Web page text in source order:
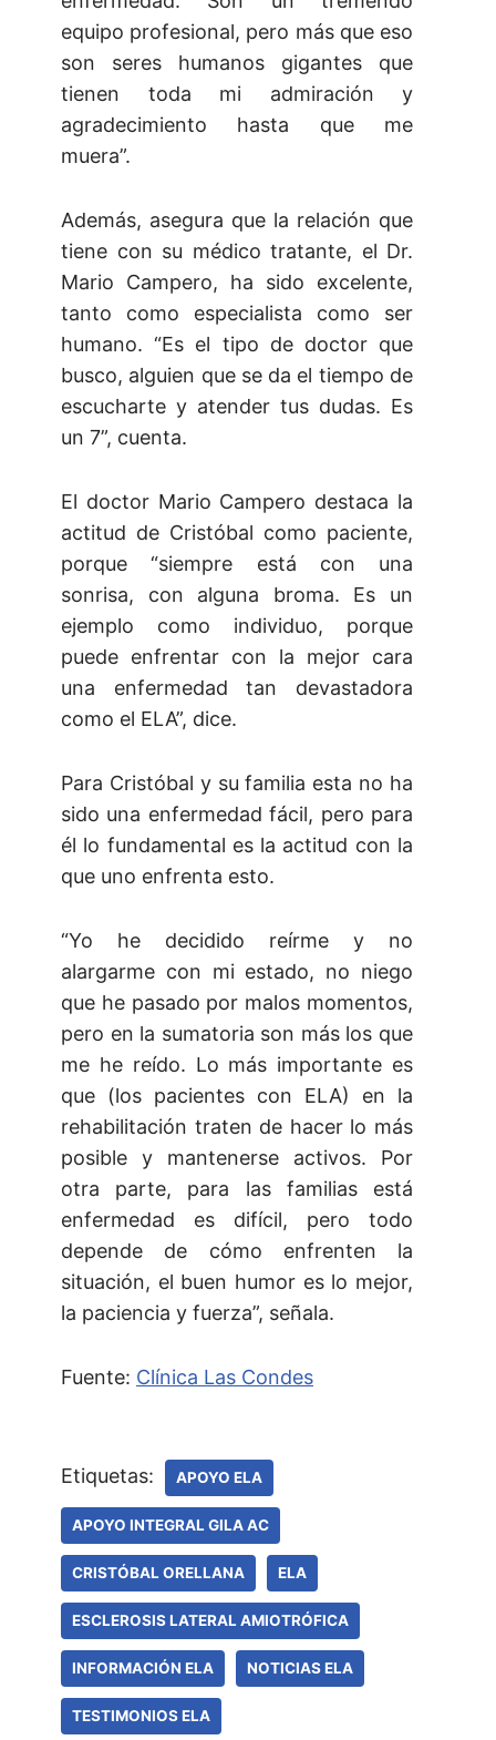
equipo profesional, pero más que eso
son seres humanos gigantes que
tienen toda mi admiración y
agradecimiento hasta que me
muera”.
Además, asegura que la relación que
tiene con su médico tratante, el Dr.
Mario Campero, ha sido excelente,
tanto como especialista como ser
humano. “Es el tipo de doctor que
busco, alguien que se da el tiempo de
escucharte y atender tus dudas. Es
un 7”, cuenta.
El doctor Mario Campero destaca la
actitud de Cristóbal como paciente,
porque “siempre está con una
sonrisa, con alguna broma. Es un
ejemplo como individuo, porque
puede enfrentar con la mejor cara
una enfermedad tan devastadora
como el ELA”, dice.
Para Cristóbal y su familia esta no ha
sido una enfermedad fácil, pero para
él lo fundamental es la actitud con la
que uno enfrenta esto.
“Yo he decidido reírme y no
alargarme con mi estado, no niego
que he pasado por malos momentos,
pero en la sumatoria son más los que
me he reído. Lo más importante es
que (los pacientes con ELA) en la
rehabilitación traten de hacer lo más
posible y mantenerse activos. Por
otra parte, para las familias está
enfermedad es difícil, pero todo
depende de cómo enfrenten la
situación, el buen humor es lo mejor,
la paciencia y fuerza”, señala.
Fuente: Clínica Las Condes
Etiquetas: APOYO ELA
APOYO INTEGRAL GILA AC
CRISTÓBAL ORELLANA ELA
ESCLEROSIS LATERAL AMIOTRÓFICA
INFORMACIÓN ELA NOTICIAS ELA
TESTIMONIOS ELA